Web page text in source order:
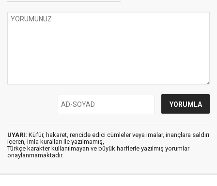
UYARI: Küfür, hakaret, rencide edici cümleler veya imalar, inançlara saldırı
içeren, imla kuralları ile yazılmamış,
Türkçe karakter kullanılmayan ve büyük harflerle yazılmış yorumlar
onaylanmamaktadır.